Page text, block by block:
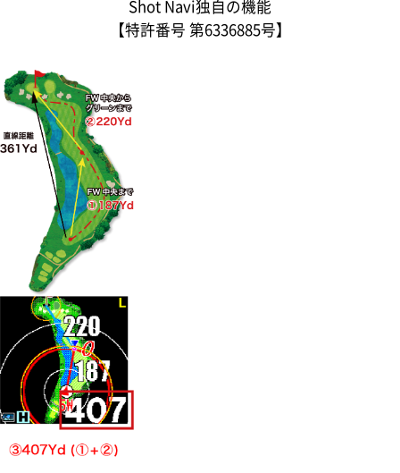
Shot Navi独自の機能
【特許番号 第6336885号】